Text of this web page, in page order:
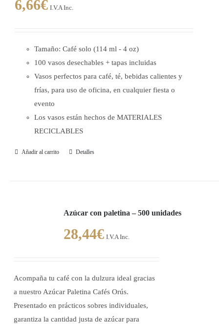
6,66€ I.V.A Inc.
Tamaño: Café solo (114 ml - 4 oz)
100 vasos desechables + tapas incluidas
Vasos perfectos para café, té, bebidas calientes y
frías, para uso de oficina, en cualquier fiesta o
evento
Los vasos están hechos de MATERIALES
RECICLABLES
Añadir al carrito Detalles
Azúcar con paletina – 500 unidades
28,44€ I.V.A Inc.
Acompaña tu café con la dulzura ideal gracias
a nuestro Azúcar Paletina Cafés Orús.
Presentado en prácticos sobres individuales,
garantiza la cantidad justa de azúcar para